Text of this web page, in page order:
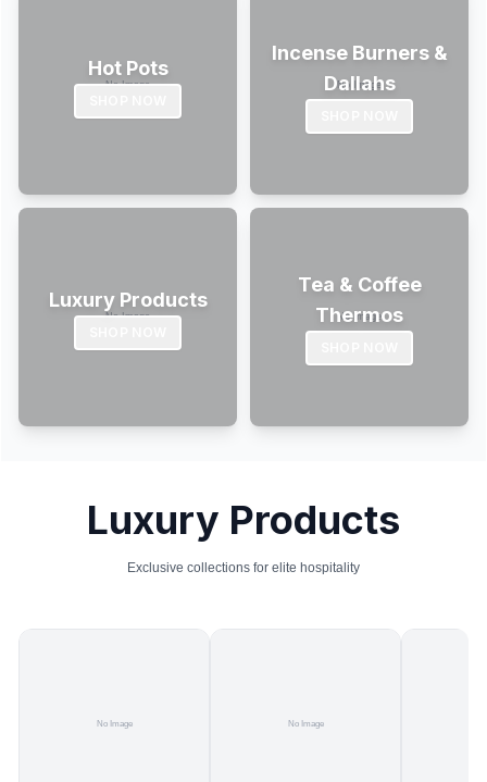
Hot Pots
Incense Burners &
Dallahs
Luxury Products
Tea & Coffee
Thermos
Luxury Products
Exclusive collections for elite hospitality